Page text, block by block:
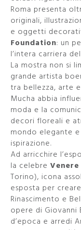
Roma presenta
originali,
e oggetti
Foundation: un
l’intera carriera
La mostra non si
grande artista
tra bellezza, arte
Mucha abbia
moda e la
decori floreali e
mondo elegante
ispirazione.
Ad arricchire
la celebre
Torino), icona
esposta per
Rinascimento e
opere di Giovanni
d’epoca e arredi